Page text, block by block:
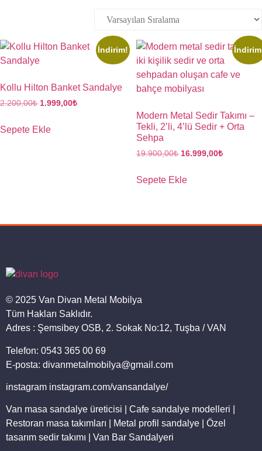
İndirim!
Kollu Hilton Banket Sandalye
2.200,00₺ 1.999,00₺
Sepete Ekle
Modern Metal Sedir Takımı –
Tekli, 2’li, 4’lü Sedir + Orta
Sehpa
19.900,00₺ 16.999,00₺
Sepete Ekle
© 2025 Van Divan Metal Mobilya
Tüm Hakları Saklıdır.
Adres : Şemsibey OSB, 2. Sokak No:12, Tuşba / VAN
Telefon: 0543 365 00 69
E-posta: divanmetalmobilya@gmail.com
instagram instagram.com/vansandalye/
Van masa sandalye üreticisi | Cafe sandalye modelleri |
Restoran masa takımları | Metal profil sandalye | Özel
tasarım sedir takımı | Van Bar Sandalyeri